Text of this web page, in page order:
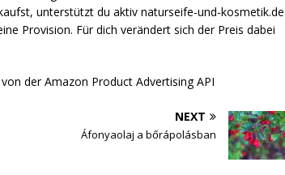
unterstützt du aktiv naturseife-und-kosmetik.de
Provision. Für dich verändert sich der Preis dabei
der Amazon Product Advertising API
NEXT
Áfonyaolaj a bőrápolásban